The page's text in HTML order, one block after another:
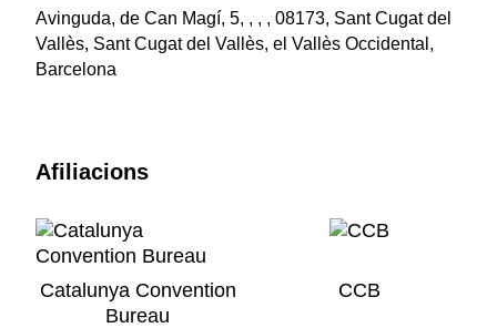
Avinguda, de Can Magí, 5, , , , 08173, Sant Cugat del
Vallès, Sant Cugat del Vallès, el Vallès Occidental,
Barcelona
Afiliacions
Catalunya Convention
Bureau
CCB